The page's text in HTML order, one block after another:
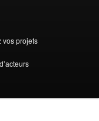
vos projets